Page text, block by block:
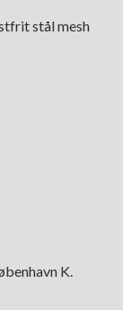
stål mesh
K.